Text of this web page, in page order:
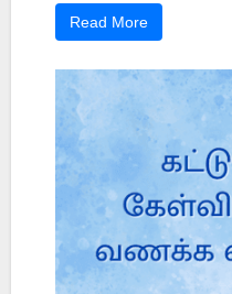
Read More